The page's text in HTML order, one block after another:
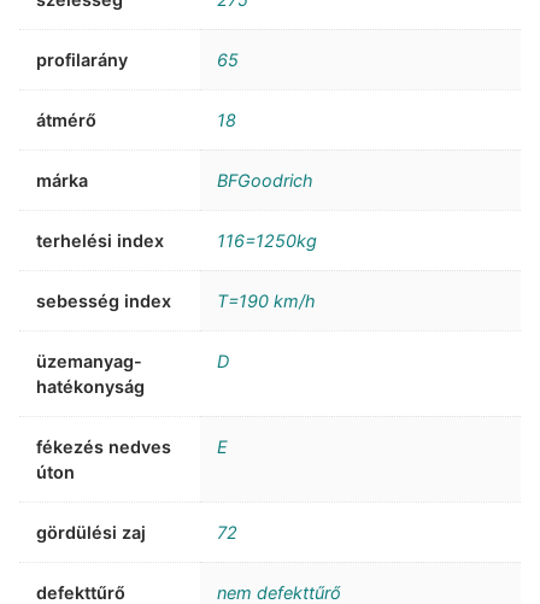
profilarány 65
átmérő 18
márka BFGoodrich
terhelési index 116=1250kg
sebesség index T=190 km/h
üzemanyag-
hatékonyság
D
fékezés nedves
úton
E
gördülési zaj 72
defekttűrő nem defekttűrő